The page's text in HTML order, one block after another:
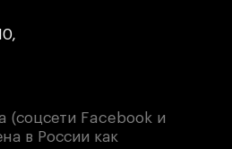
(соцсети Facebook и
в России как